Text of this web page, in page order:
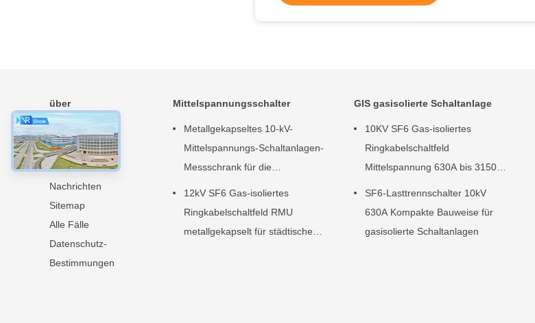
über
Startseite
Produkte
Über uns
Nachrichten
Sitemap
Alle Fälle
Datenschutz-
Bestimmungen
Mittelspannungsschalter
Metallgekapseltes 10-kV-
Mittelspannungs-Schaltanlagen-
Messschrank für die
12kV SF6 Gas-isoliertes
Ringkabelschaltfeld RMU
metallgekapselt für städtische
GIS gasisolierte Schaltanlage
10KV SF6 Gas-isoliertes
Ringkabelschaltfeld
Mittelspannung 630A bis 3150A
SF6-Lasttrennschalter 10kV
630A Kompakte Bauweise für
gasisolierte Schaltanlagen